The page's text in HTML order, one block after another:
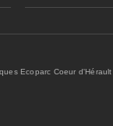
Ecoparc Coeur